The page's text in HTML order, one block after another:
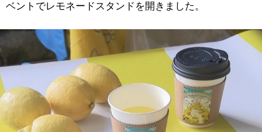
ベントでレモネードスタンドを開きました。